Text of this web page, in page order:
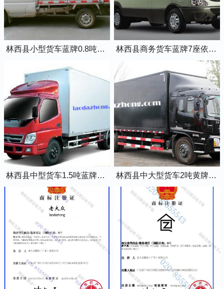
林西县小型货车蓝牌0.8吨小卡车 林西县商务货车蓝牌7座依维柯全顺车
林西县中型货车1.5吨蓝牌4米2厢式货车 林西县中大型货车2吨黄牌5米2厢式货车